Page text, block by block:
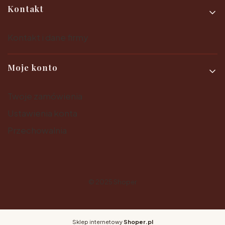
Kontakt
Moje konto
Sklep internetowy Shoper.pl